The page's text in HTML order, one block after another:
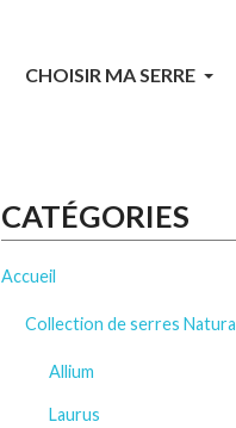
CHOISIR MA SERRE
CATÉGORIES
Accueil
Collection de serres Natura
Allium
Laurus